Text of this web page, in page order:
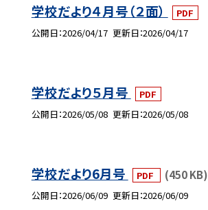
学校だより４月号（２面）
PDF
公開日 2026/04/17 更新日 2026/04/17
学校だより５月号
PDF
公開日 2026/05/08 更新日 2026/05/08
学校だより6月号 PDF (450 KB)
公開日 2026/06/09 更新日 2026/06/09